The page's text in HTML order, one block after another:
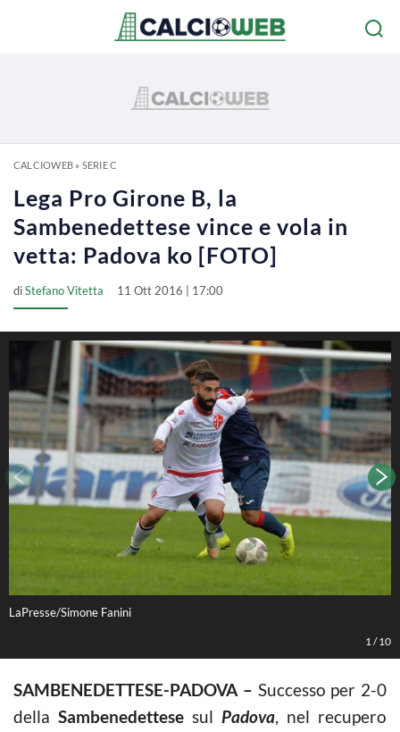
CALCIOWEB» SERIE C
Lega Pro Girone B, la
Sambenedettese vince e vola in
vetta: Padova ko [FOTO]
diStefano Vitetta 11 Ott 2016 | 17:00
LaPresse/Simone Fanini
1 /10
SAMBENEDETTESE-PADOVA – Successo per 2-0
della Sambenedettese sul Padova, nel recupero